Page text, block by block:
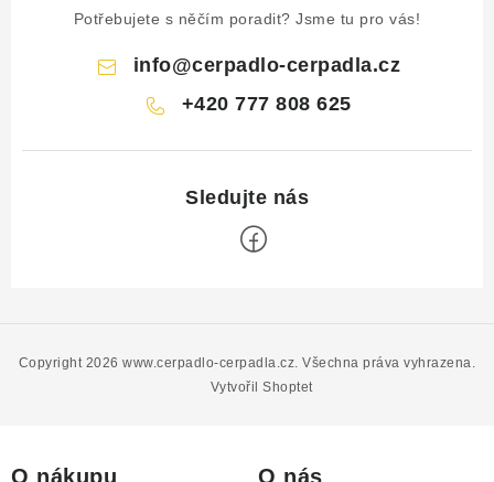
Potřebujete s něčím poradit? Jsme tu pro vás!
info@cerpadlo-cerpadla.cz
+420 777 808 625
Vytvořil Shoptet
Copyright 2026www.cerpadlo-cerpadla.cz. Všechna práva vyhrazena.
O nákupu O nás